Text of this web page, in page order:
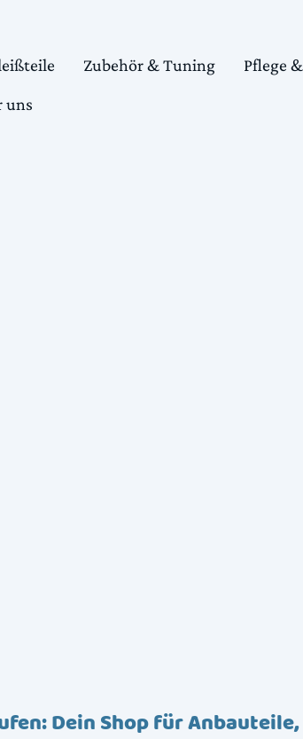
Zubehör & Tuning
Pflege
uns
Dein Shop für Anbauteile,